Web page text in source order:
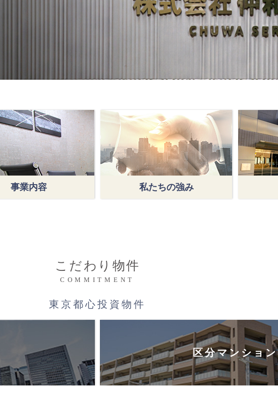
事業内容 私たちの強み
こだわり物件
COMMITMENT
東京都心投資物件
区分マンション